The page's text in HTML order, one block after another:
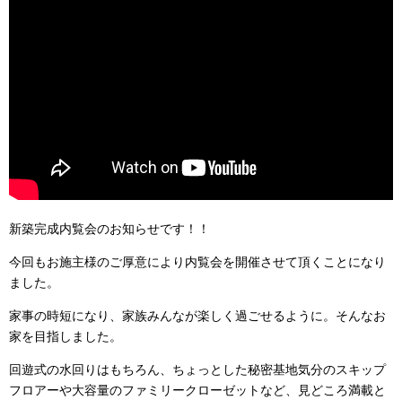
新築完成内覧会のお知らせです！！
今回もお施主様のご厚意により内覧会を開催させて頂くことになり
ました。
家事の時短になり、家族みんなが楽しく過ごせるように。そんなお
家を目指しました。
回遊式の水回りはもちろん、ちょっとした秘密基地気分のスキップ
フロアーや大容量のファミリークローゼットなど、見どころ満載と